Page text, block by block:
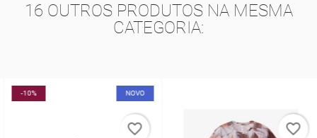
16 OUTROS PRODUTOS NA MESMA
CATEGORIA:
-10% NOVO
favorite_border favorite_border